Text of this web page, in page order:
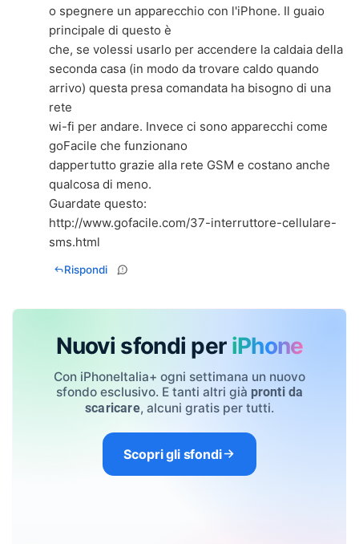
o spegnere un apparecchio con l'iPhone. Il guaio
principale di questo è
che, se volessi usarlo per accendere la caldaia della
seconda casa (in modo da trovare caldo quando
arrivo) questa presa comandata ha bisogno di una
rete
wi-fi per andare. Invece ci sono apparecchi come
goFacile che funzionano
dappertutto grazie alla rete GSM e costano anche
qualcosa di meno.
http://www.gofacile.com/37-interruttore-cellulare-
sms.html
Rispondi
Nuovi sfondi per iPhone
Con iPhoneItalia+ ogni settimana un nuovo
sfondo esclusivo. E tanti altri già pronti da
scaricare, alcuni gratis per tutti.
Scopri gli sfondi